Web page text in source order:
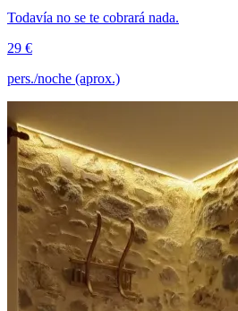
Todavía no se te cobrará nada.
29 €
pers./noche (aprox.)